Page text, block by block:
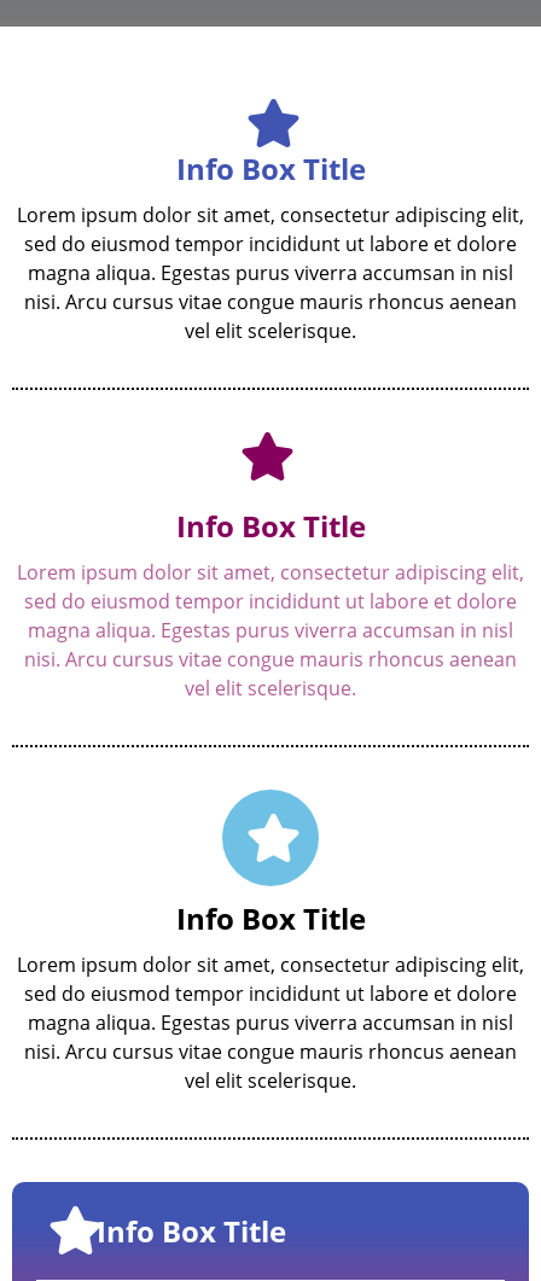
Info Box Title
Lorem ipsum dolor sit amet, consectetur adipiscing elit,
sed do eiusmod tempor incididunt ut labore et dolore
magna aliqua. Egestas purus viverra accumsan in nisl
nisi. Arcu cursus vitae congue mauris rhoncus aenean
vel elit scelerisque.
Info Box Title
Lorem ipsum dolor sit amet, consectetur adipiscing elit,
sed do eiusmod tempor incididunt ut labore et dolore
magna aliqua. Egestas purus viverra accumsan in nisl
nisi. Arcu cursus vitae congue mauris rhoncus aenean
vel elit scelerisque.
Info Box Title
Lorem ipsum dolor sit amet, consectetur adipiscing elit,
sed do eiusmod tempor incididunt ut labore et dolore
magna aliqua. Egestas purus viverra accumsan in nisl
nisi. Arcu cursus vitae congue mauris rhoncus aenean
vel elit scelerisque.
Info Box Title